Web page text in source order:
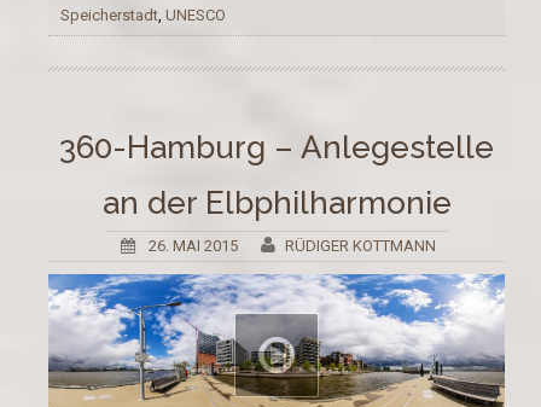
Speicherstadt, UNESCO
360-Hamburg – Anlegestelle
an der Elbphilharmonie
26. MAI 2015 RÜDIGER KOTTMANN